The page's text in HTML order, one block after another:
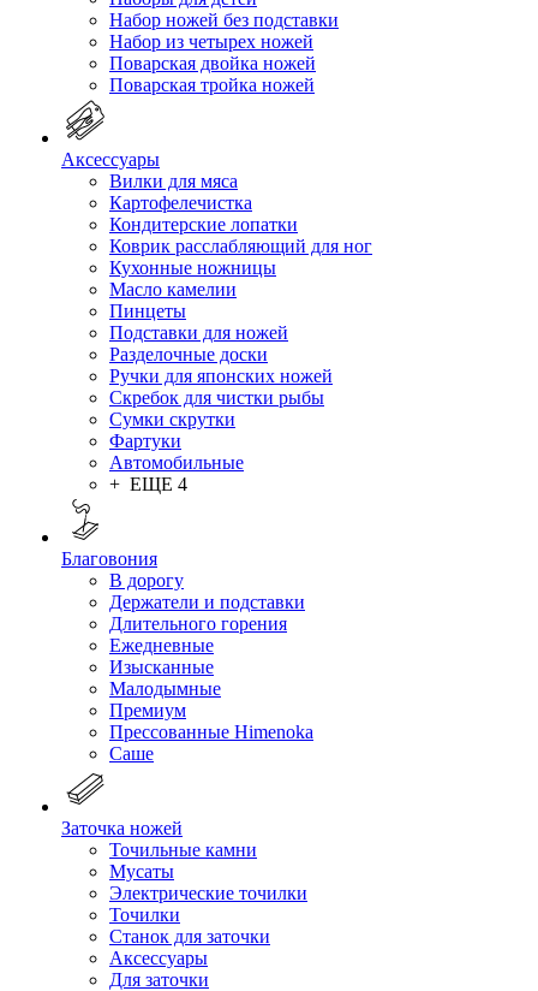
Набор ножей без подставки
Набор из четырех ножей
Поварская двойка ножей
Поварская тройка ножей
Аксессуары
Вилки для мяса
Картофелечистка
Кондитерские лопатки
Коврик расслабляющий для ног
Кухонные ножницы
Масло камелии
Пинцеты
Подставки для ножей
Разделочные доски
Ручки для японских ножей
Скребок для чистки рыбы
Сумки скрутки
Фартуки
Автомобильные
+ ЕЩЕ 4
Благовония
В дорогу
Держатели и подставки
Длительного горения
Ежедневные
Изысканные
Малодымные
Премиум
Прессованные Himenoka
Саше
Заточка ножей
Точильные камни
Мусаты
Электрические точилки
Точилки
Станок для заточки
Аксессуары
Для заточки